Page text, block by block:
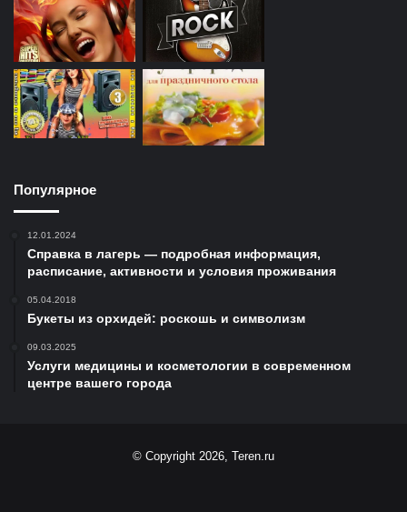
Популярное
12.01.2024
Справка в лагерь — подробная информация,
расписание, активности и условия проживания
05.04.2018
Букеты из орхидей: роскошь и символизм
09.03.2025
Услуги медицины и косметологии в современном
центре вашего города
© Copyright 2026, Teren.ru